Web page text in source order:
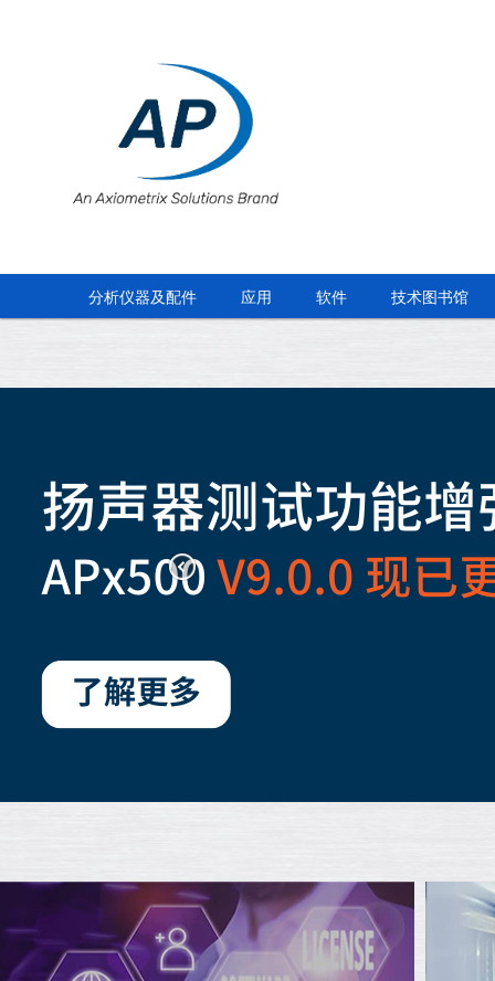
分析仪器及配件 应用 软件 技术图书馆